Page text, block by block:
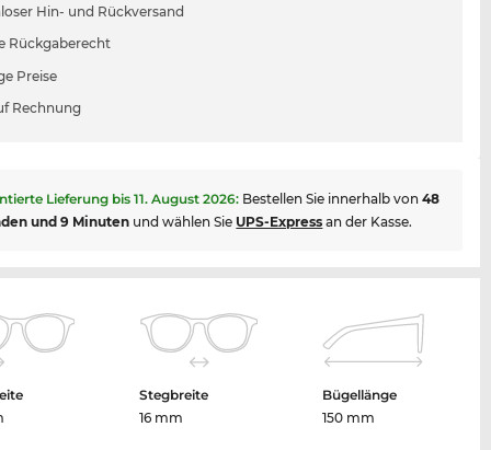
Hin- und Rückversand
Rückgaberecht
Preise
Rechnung
Lieferung bis11. August 2026: Bestellen Sie innerhalb von48
und 9 Minuten und wählen Sie UPS-Express an der Kasse.
Stegbreite
16 mm
Bügellänge
150 mm